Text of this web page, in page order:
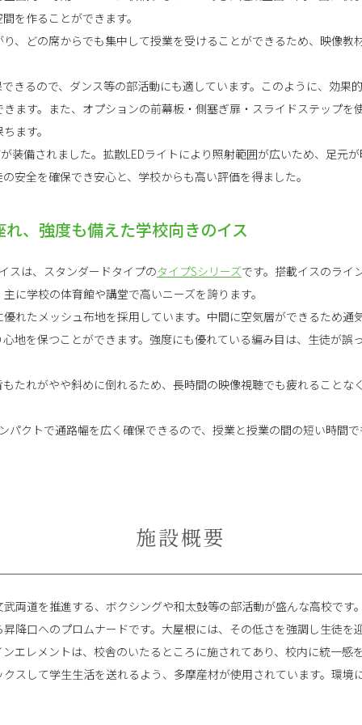
を作ることができます。
、どの席からでも集中して授業を受けることができるため、映像教
きるので、ダンス等の部活動にも適しています。このように、効果
ます。また、オプションの前幕板・側塞ぎ扉・スライドステップを
ます。
装備されました。拡散LEDライトにより照射範囲が広いため、足元
安全を確保でき安心と、学校からも高い評価を得ました。
、強度も備えた学校向きのイス
スは、スタンダードタイプのタイプSシリーズです。搭載イスのライ
に学校の体育館や講堂で高いニーズを誇ります。
れたメッシュ布地を採用しています。中間に空気層ができるため通
地を保つことができます。強度にも優れている編み目は、生徒が誤
たれがやや斜めに倒れるため、長時間の映像視聴でも疲れることな
パクトで通路幅を広く確保できるので、授業と授業の間の短い時間
施設概要
両道を推進する、ボクシングや和太鼓等の部活動が盛んな高校です
降口へのプロムナードです。大屋根には、その低さを強調し生徒を
エレメントは、校舎のいたるところに施されてあり、校内に統一感
スして学生生活を送れるよう、多摩産材が使用されています。環境